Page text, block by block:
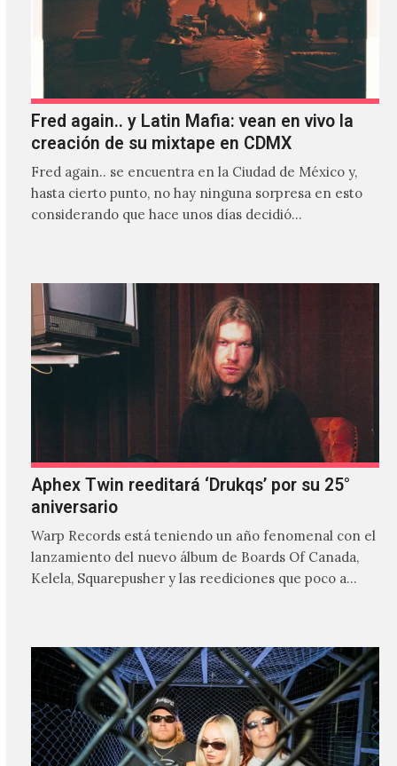
Fred again.. y Latin Mafia: vean en vivo la
creación de su mixtape en CDMX
Fred again.. se encuentra en la Ciudad de México y,
hasta cierto punto, no hay ninguna sorpresa en esto
considerando que hace unos días decidió…
Aphex Twin reeditará ‘Drukqs’ por su 25°
aniversario
Warp Records está teniendo un año fenomenal con el
lanzamiento del nuevo álbum de Boards Of Canada,
Kelela, Squarepusher y las reediciones que poco a…